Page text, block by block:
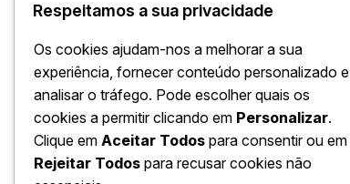
Respeitamos a sua privacidade
Os cookies ajudam-nos a melhorar a sua
experiência, fornecer conteúdo personalizado e
analisar o tráfego. Pode escolher quais os
cookies a permitir clicando em Personalizar.
Clique em Aceitar Todos para consentir ou em
Rejeitar Todos para recusar cookies não